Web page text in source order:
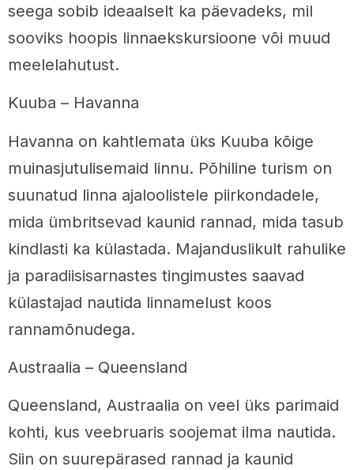
seega sobib ideaalselt ka päevadeks, mil
sooviks hoopis linnaekskursioone või muud
meelelahutust.
Kuuba – Havanna
Havanna on kahtlemata üks Kuuba kõige
muinasjutulisemaid linnu. Põhiline turism on
suunatud linna ajaloolistele piirkondadele,
mida ümbritsevad kaunid rannad, mida tasub
kindlasti ka külastada. Majanduslikult rahulike
ja paradiisisarnastes tingimustes saavad
külastajad nautida linnamelust koos
rannamõnudega.
Austraalia – Queensland
Queensland, Austraalia on veel üks parimaid
kohti, kus veebruaris soojemat ilma nautida.
Siin on suurepärased rannad ja kaunid